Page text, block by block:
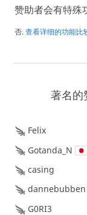
赞助者会有特殊
否.查看详细的功能比
著名的
Felix
Gotanda_N
casing
dannebubben
G0RI3